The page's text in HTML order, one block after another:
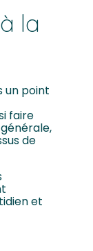
la
un point
faire
de
et